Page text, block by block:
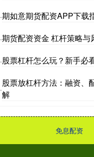
·期如意期货配资APP下载
·期货配资资金 杠杆策略与
·股票杠杆怎么玩？新手必
·
股票放杠杆方法：融资、
解
免息配资